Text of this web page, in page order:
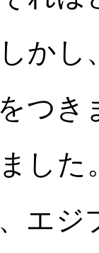
かし
つ
した
エジ